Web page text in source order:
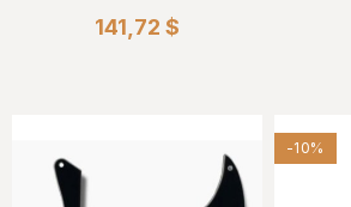
141,72 $
-10%